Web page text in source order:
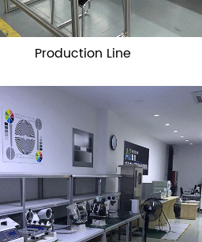
Production Line